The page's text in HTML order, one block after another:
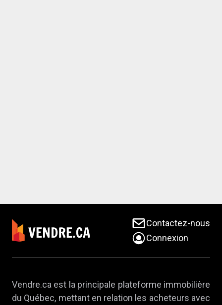
Contactez-nous
Connexion
Vendre.ca est la principale plateforme immobilière
du Québec, mettant en relation les acheteurs avec